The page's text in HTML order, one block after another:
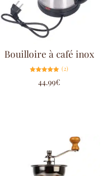
Bouilloire à café inox
5.00
sur 5
(2)
44.99€